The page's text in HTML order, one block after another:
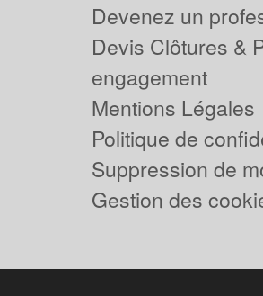
Devenez un
Devis Clôtures &
engagement
Mentions Légales
Politique de
Suppression de
Gestion des